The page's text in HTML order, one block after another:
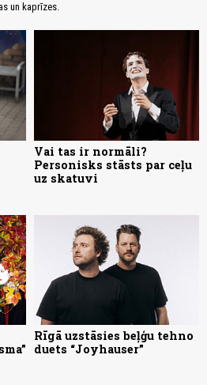
un kaprīzes.
Vai tas ir normāli?
Personisks stāsts par ceļu
uz skatuvi
Rīgā uzstāsies beļģu tehno
duets “Joyhauser”